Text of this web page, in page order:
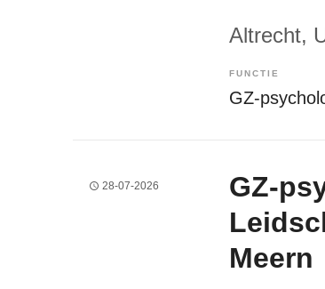
Altrecht,
FUNCTIE
GZ-
28-07-2026
GZ-
Meern